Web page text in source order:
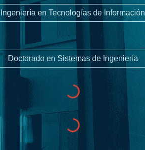
Ingeniería en Tecnologías de Información
Doctorado en Sistemas de Ingeniería